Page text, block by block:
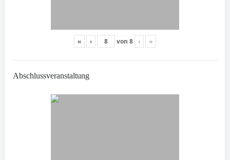
« ‹ von 8 › »
Abschlussveranstaltung